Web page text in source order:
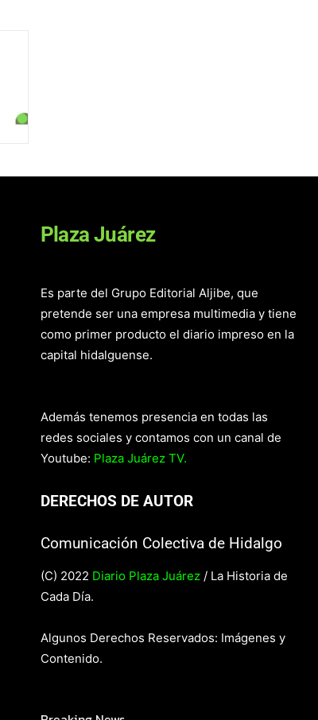
Plaza Juárez
Es parte del Grupo Editorial Aljibe, que
pretende ser una empresa multimedia y tiene
como primer producto el diario impreso en la
capital hidalguense.
Además tenemos presencia en todas las
redes sociales y contamos con un canal de
Youtube: Plaza Juárez TV.
DERECHOS DE AUTOR
Comunicación Colectiva de Hidalgo
(C) 2022 Diario Plaza Juárez / La Historia de
Cada Día.
Algunos Derechos Reservados: Imágenes y
Contenido.